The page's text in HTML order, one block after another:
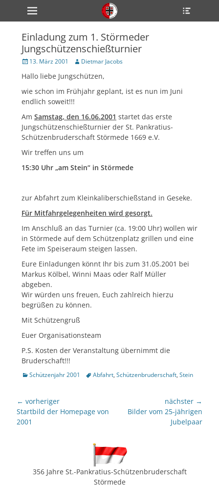
zum
Inhalt
Primärmenü
Einladung zum 1. Störmeder
Jungschützenschießturnier
Veröffentlicht
13. März 2001 Author
Dietmar Jacobs
Hallo liebe Jungschützen,
wie schon im Frühjahr geplant, ist es nun im Juni
endlich soweit!!!
Am Samstag, den 16.06.2001 startet das erste
Jungschützenschießturnier der St. Pankratius-
Schützenbruderschaft Störmede 1669 e.V.
Wir treffen uns um
15:30 Uhr „am Stein“ in Störmede
zur Abfahrt zum Kleinkaliberschießstand in Geseke.
Für Mitfahrgelegenheiten wird gesorgt.
Im Anschluß an das Turnier (ca. 19:00 Uhr) wollen wir
in Störmede auf dem Schützenplatz grillen und eine
Fete im Speiseraum steigen lassen.
Eure Einladungen könnt Ihr bis zum 31.05.2001 bei
Markus Kölbel, Winni Maas oder Ralf Müller
abgeben.
Wir würden uns freuen, Euch zahlreich hierzu
begrüßen zu können.
Mit Schützengruß
Euer Organisationsteam
P.S. Kosten der Veranstaltung übernimmt die
Bruderschaft!!!
Kategorien
Schützenjahr 2001 TagsAbfahrt, Schützenbruderschaft, Stein
Beitragsnavigation
← vorheriger
Vorheriger
Beitrag:
Startbild der Homepage von
2001
nächster →
nächsterBilder vom 25-jährigen
Jubelpaar
356 Jahre St.-Pankratius-Schützenbruderschaft
Störmede